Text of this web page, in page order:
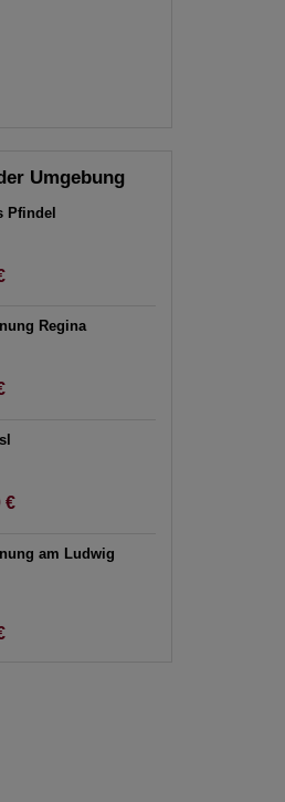
Umgebung
Pfindel
Regina
€
am Ludwig